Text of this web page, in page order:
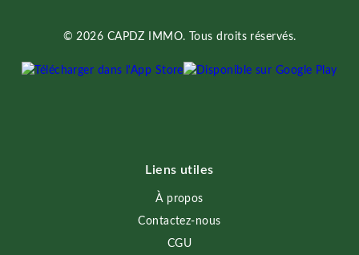
© 2026 CAPDZ IMMO. Tous droits réservés.
Liens utiles
À propos
Contactez-nous
CGU